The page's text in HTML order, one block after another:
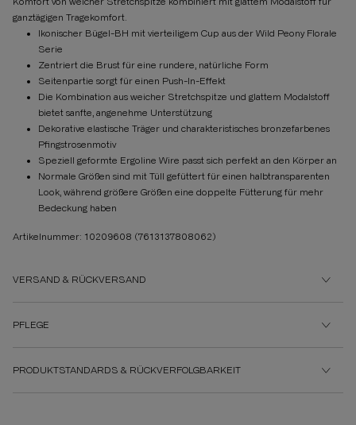
ganztägigen Tragekomfort.
Ikonischer Bügel-BH mit vierteiligem Cup aus der Wild Peony Florale
Serie
Zentriert die Brust für eine rundere, natürliche Form
Seitenpartie sorgt für einen Push-In-Effekt
Die Kombination aus weicher Stretchspitze und glattem Modalstoff
bietet sanfte, angenehme Unterstützung
Dekorative elastische Träger und charakteristisches bronzefarbenes
Pfingstrosenmotiv
Speziell geformte Ergoline Wire passt sich perfekt an den Körper an
Normale Größen sind mit Tüll gefüttert für einen halbtransparenten
Look, während größere Größen eine doppelte Fütterung für mehr
Bedeckung haben
Artikelnummer: 10209608 (7613137808062)
VERSAND & RÜCKVERSAND
PFLEGE
PRODUKTSTANDARDS & RÜCKVERFOLGBARKEIT